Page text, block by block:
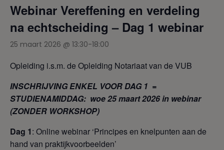
Webinar Vereffening en verdeling
na echtscheiding – Dag 1 webinar
25 maart 2026 @ 13:30-18:00
Opleiding i.s.m. de Opleiding Notariaat van de VUB
INSCHRIJVING ENKEL VOOR DAG 1 =
STUDIENAMIDDAG: woe 25 maart 2026 in webinar
(ZONDER WORKSHOP)
Dag 1: Online webinar ‘Principes en knelpunten aan de
hand van praktijkvoorbeelden’